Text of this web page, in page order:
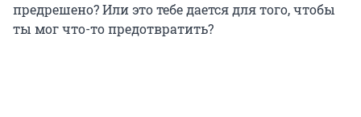
предрешено? Или это тебе дается для того, чтобы
ты мог что-то предотвратить?